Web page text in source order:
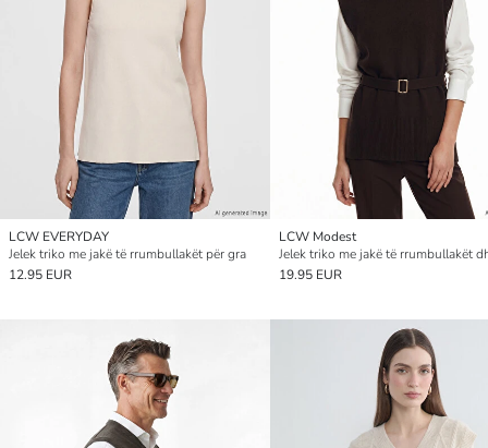
LCW EVERYDAY
Jelek triko me jakë të rrumbullakët për gra
12.95 EUR
LCW Modest
19.95 EUR